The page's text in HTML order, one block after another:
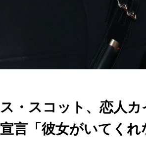
・スコット、恋人
言「彼女がいてくれ